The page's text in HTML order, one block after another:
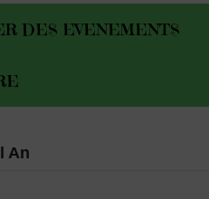
DES EVENEMENTS
An